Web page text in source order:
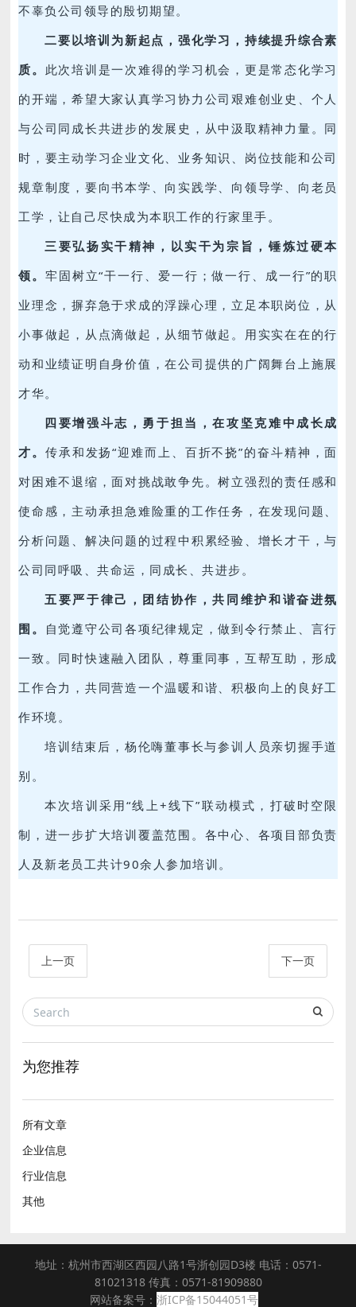
不辜负公司领导的殷切期望。
二要以培训为新起点，强化学习，持续提升综合素
质。 此次培训是一次难得的学习机会，更是常态化学习
的开端，希望大家认真学习协力公司艰难创业史、个人
与公司同成长共进步的发展史，从中汲取精神力量。同
时，要主动学习企业文化、业务知识、岗位技能和公司
规章制度，要向书本学、向实践学、向领导学、向老员
工学，让自己尽快成为本职工作的行家里手。
三要弘扬实干精神，以实干为宗旨，锤炼过硬本
领。 牢固树立“干一行、爱一行；做一行、成一行”的职
业理念，摒弃急于求成的浮躁心理，立足本职岗位，从
小事做起，从点滴做起，从细节做起。用实实在在的行
动和业绩证明自身价值，在公司提供的广阔舞台上施展
才华。
四要增强斗志，勇于担当，在攻坚克难中成长成
才。 传承和发扬“迎难而上、百折不挠”的奋斗精神，面
对困难不退缩，面对挑战敢争先。树立强烈的责任感和
使命感，主动承担急难险重的工作任务，在发现问题、
分析问题、解决问题的过程中积累经验、增长才干，与
公司同呼吸、共命运，同成长、共进步。
五要严于律己，团结协作，共同维护和谐奋进氛
围。
自觉遵守公司各项纪律规定，做到令行禁止、言行
一致。同时快速融入团队，尊重同事，互帮互助，形成
工作合力，共同营造一个温暖和谐、积极向上的良好工
作环境。
培训结束后，杨伦嗨董事长与参训人员亲切握手道
别。
本次培训采用“线上+线下”联动模式，打破时空限
制，进一步扩大培训覆盖范围。各中心、各项目部负责
人及新老员工共计90余人参加培训。
上一页 下一页
为您推荐
所有文章
企业信息
行业信息
其他
地址：杭州市西湖区西园八路1号浙创园D3楼 电话：0571-
81021318 传真：0571-81909880
网站备案号： 浙ICP备15044051号